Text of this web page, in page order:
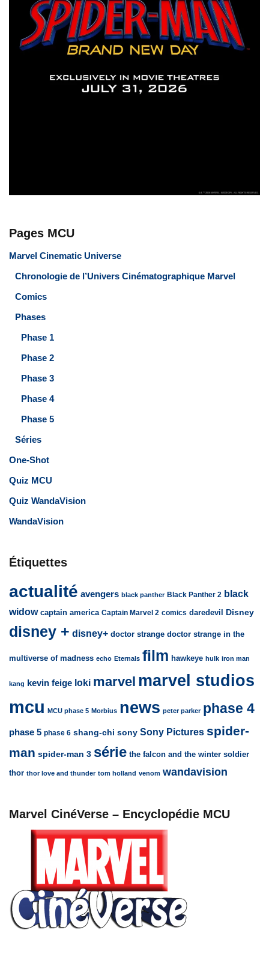
Pages MCU
Marvel Cinematic Universe
Chronologie de l’Univers Cinématographique Marvel
Comics
Phases
Phase 1
Phase 2
Phase 3
Phase 4
Phase 5
Séries
One-Shot
Quiz MCU
Quiz WandaVision
WandaVision
Étiquettes
actualité avengers black panther Black Panther 2 black
widow captain america Captain Marvel 2 comics daredevil Disney
disney + disney+ doctor strange doctor strange in the
multiverse of madness echo Eternals film hawkeye hulk iron man
kang kevin feige loki marvel marvel studios
mcu MCU phase 5 Morbius news peter parker phase 4
phase 5 phase 6 shang-chi sony Sony Pictures spider-
man spider-man 3 série the falcon and the winter soldier
thor thor love and thunder tom holland venom wandavision
Marvel CinéVerse – Encyclopédie MCU